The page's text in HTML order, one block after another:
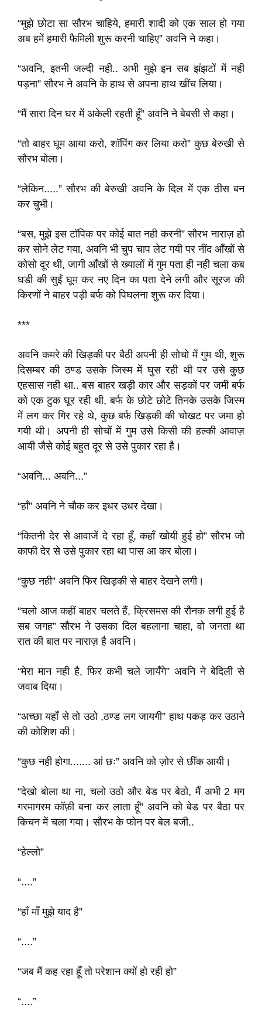
“मुझे छोटा सा सौरभ चाहिये, हमारी शादी को एक साल हो गया
अब हमें हमारी फैमिली शुरू करनी चाहिए” अवनि ने कहा।
“अवनि, इतनी जल्दी नही.. अभी मुझे इन सब झंझटों में नही
पड़ना” सौरभ ने अवनि के हाथ से अपना हाथ खींच लिया।
“मैं सारा दिन घर में अकेली रहती हूँ” अवनि ने बेबसी से कहा।
“तो बाहर घूम आया करो, शॉपिंग कर लिया करो” कुछ बेरुखी से
सौरभ बोला।
“लेकिन.....” सौरभ की बेरुखी अवनि के दिल में एक ठीस बन
कर चुभी।
“बस, मुझे इस टॉपिक पर कोई बात नही करनी” सौरभ नाराज़ हो
कर सोने लेट गया, अवनि भी चुप चाप लेट गयी पर नींद आँखों से
कोसो दूर थी, जागी आँखों से ख्यालों में गुम पता ही नही चला कब
घडी की सुईं घूम कर नए दिन का पता देने लगी और सूरज की
किरणों ने बाहर पड़ी बर्फ को पिघलना शुरू कर दिया।
***
अवनि कमरे की खिड़की पर बैठी अपनी ही सोचो में गुम थी, शुरू
दिसम्बर की ठण्ड उसके जिस्म में घुस रही थी पर उसे कुछ
एहसास नही था.. बस बाहर खड़ी कार और सड़कों पर जमी बर्फ
को एक टुक घूर रही थी, बर्फ के छोटे छोटे तिनके उसके जिस्म
में लग कर गिर रहे थे, कुछ बर्फ खिड़की की चोखट पर जमा हो
गयी थी। अपनी ही सोचों में गुम उसे किसी की हल्की आवाज़
आयी जैसे कोई बहुत दूर से उसे पुकार रहा है।
“अवनि... अवनि...”
“हाँ” अवनि ने चौक कर इधर उधर देखा।
“कितनी देर से आवाजें दे रहा हूँ, कहाँ खोयी हुई हो” सौरभ जो
काफी देर से उसे पुकार रहा था पास आ कर बोला।
“कुछ नही” अवनि फिर खिड़की से बाहर देखने लगी।
“चलो आज कहीं बाहर चलते हैं, क्रिसमस की रौनक लगी हुई है
सब जगह” सौरभ ने उसका दिल बहलाना चाहा, वो जनता था
रात की बात पर नाराज़ है अवनि।
“मेरा मान नही है, फिर कभी चले जायँगे” अवनि ने बेदिली से
जवाब दिया।
“अच्छा यहाँ से तो उठो ,ठण्ड लग जायगी” हाथ पकड़ कर उठाने
की कोशिश की।
“कुछ नही होगा....... आं छः” अवनि को ज़ोर से छींक आयी।
“देखो बोला था ना, चलो उठो और बेड पर बेठो, मैं अभी 2 मग
गरमागरम कॉफ़ी बना कर लाता हूँ” अवनि को बेड पर बैठा पर
किचन में चला गया। सौरभ के फोन पर बेल बजी..
“हेल्लो”
“....”
“हाँ माँ मुझे याद है”
“....”
“जब मैं कह रहा हूँ तो परेशान क्यों हो रही हो”
“....”